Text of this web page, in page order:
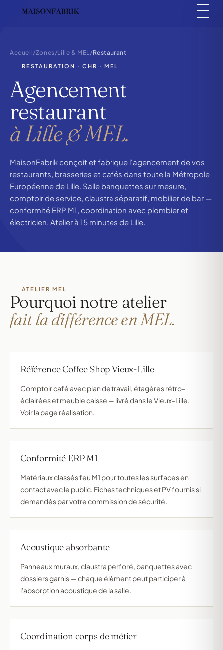
Accueil/Zones/Lille & MEL/Restaurant
RESTAURATION · CHR · MEL
Agencement
restaurant
à Lille & MEL.
MaisonFabrik conçoit et fabrique l'agencement de vos
restaurants, brasseries et cafés dans toute la Métropole
Européenne de Lille. Salle banquettes sur mesure,
comptoir de service, claustra séparatif, mobilier de bar —
conformité ERP M1, coordination avec plombier et
électricien. Atelier à 15 minutes de Lille.
ATELIER MEL
Pourquoi notre atelier
fait la différence en MEL.
Référence Coffee Shop Vieux-Lille
Comptoir café avec plan de travail, étagères rétro-
éclairées et meuble caisse — livré dans le Vieux-Lille.
Voir la page réalisation.
Conformité ERP M1
Matériaux classés feu M1 pour toutes les surfaces en
contact avec le public. Fiches techniques et PV fournis si
demandés par votre commission de sécurité.
Acoustique absorbante
Panneaux muraux, claustra perforé, banquettes avec
dossiers garnis — chaque élément peut participer à
l'absorption acoustique de la salle.
Coordination corps de métier